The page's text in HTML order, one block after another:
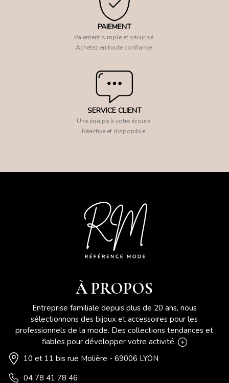
PAIEMENT
Paiement simple et sécurisé.
Achetez en toute confiance.
SERVICE CLIENT
Une équipe à votre écoute.
Réactive et disponible.
À PROPOS
Entreprise familiale depuis plus de 20 ans, nous
sélectionnons des bijoux et accessoires pour les
professionnels de la mode. Des collections tendances et
fiables pour développer votre activité.
10 et 11 bis rue Molière - 69006 LYON
04 78 41 78 46